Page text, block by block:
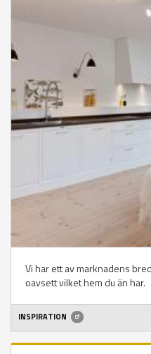
Vi har ett av marknadens
oavsett vilket hem du än har.
INSPIRATION